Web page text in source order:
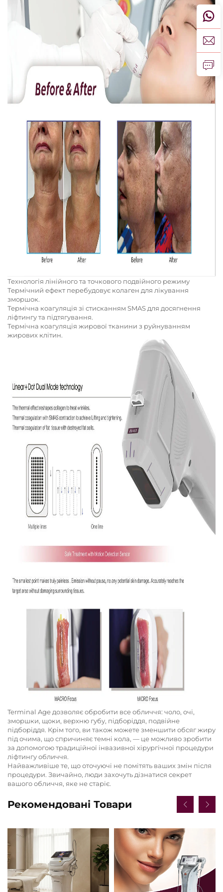
Технологія лінійного та точкового подвійного режиму
Термічний ефект перебудовує колаген для лікування
зморшок.
Термічна коагуляція зі стисканням SMAS для досягнення
ліфтингу та підтягування.
Термічна коагуляція жирової тканини з руйнуванням
жирових клітин.
Terminal Age дозволяє обробити все обличчя: чоло, очі,
зморшки, щоки, верхню губу, підборіддя, подвійне
підборіддя. Крім того, ви також можете зменшити обсяг жиру
під очима, що спричиняє темні кола, — це можливо зробити
за допомогою традиційної інвазивної хірургічної процедури
ліфтингу обличчя.
Найважливіше те, що оточуючі не помітять ваших змін після
процедури. Звичайно, люди захочуть дізнатися секрет
вашого обличчя, яке не старіє.
Рекомендовані Товари